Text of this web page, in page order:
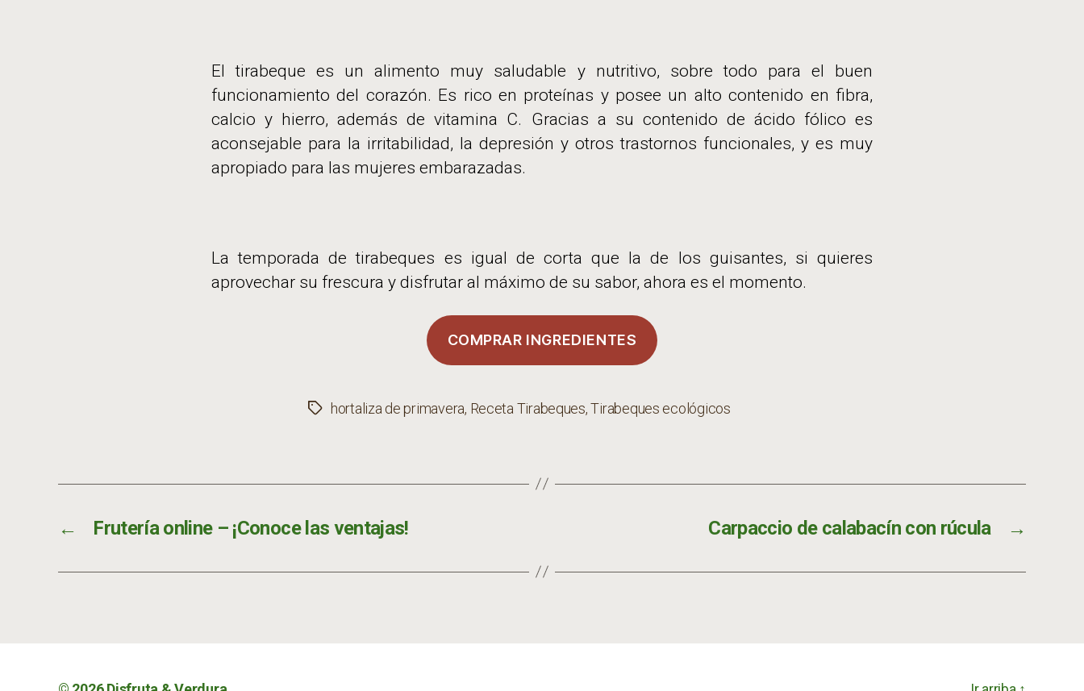
El tirabeque es un alimento muy saludable y nutritivo, sobre todo para el buen
funcionamiento del corazón. Es rico en proteínas y posee un alto contenido en fibra,
calcio y hierro, además de vitamina C. Gracias a su contenido de ácido fólico es
aconsejable para la irritabilidad, la depresión y otros trastornos funcionales, y es muy
apropiado para las mujeres embarazadas.
La temporada de tirabeques es igual de corta que la de los guisantes, si quieres
aprovechar su frescura y disfrutar al máximo de su sabor, ahora es el momento.
COMPRAR INGREDIENTES
Etiquetas
hortaliza de primavera, Receta Tirabeques,Tirabeques ecológicos
← Frutería online – ¡Conoce las ventajas! →
Carpaccio de calabacín con rúcula